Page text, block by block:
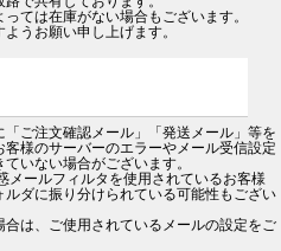
ては在庫がない場合もございます。
うお願い申し上げます。
ご注文確認メール」「発送メール」等を
様のサーバーのエラーやメール受信設定
いない場合がございます。
メールフィルタを使用されているお客様
ダに振り分けられている可能性もござい
は、ご使用されているメールの設定をご